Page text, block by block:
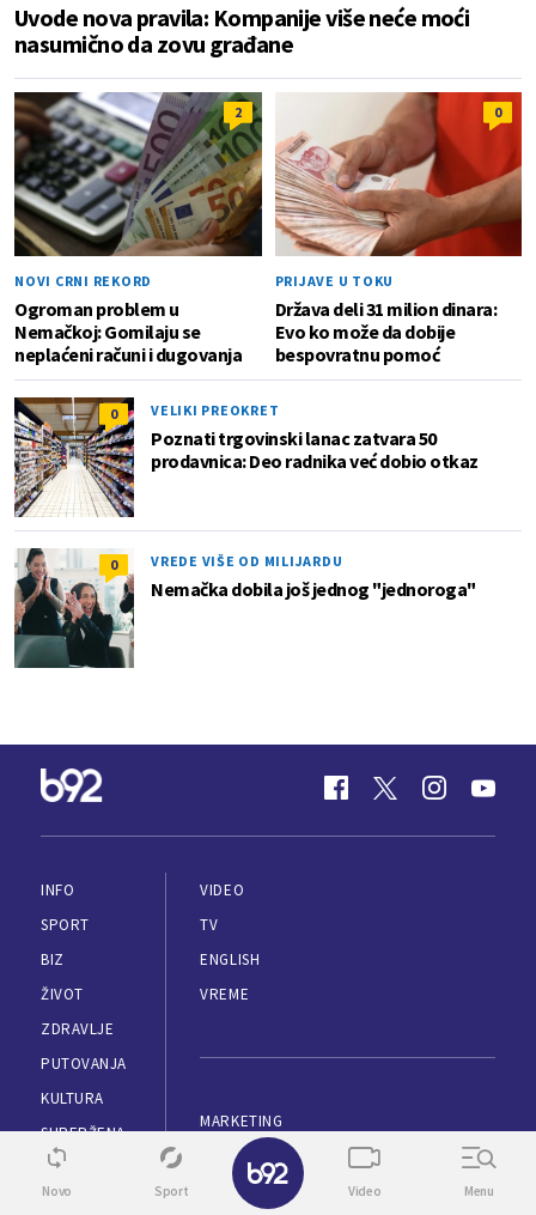
Uvode nova pravila: Kompanije više neće moći
nasumično da zovu građane
2
NOVI CRNI REKORD
Ogroman problem u
Nemačkoj: Gomilaju se
neplaćeni računi i dugovanja
0
PRIJAVE U TOKU
Država deli 31 milion dinara:
Evo ko može da dobije
bespovratnu pomoć
0 VELIKI PREOKRET
Poznati trgovinski lanac zatvara 50
prodavnica: Deo radnika već dobio otkaz
0 VREDE VIŠE OD MILIJARDU
Nemačka dobila još jednog "jednoroga"
INFO
SPORT
BIZ
ŽIVOT
ZDRAVLJE
PUTOVANJA
KULTURA
SUPERŽENA
ESPORTS
TEHNOPOLIS
VIDEO
TV
ENGLISH
VREME
MARKETING
IMPRESUM
PRAVILA KORIŠĆENJA
Novo Sport Video Menu
✕